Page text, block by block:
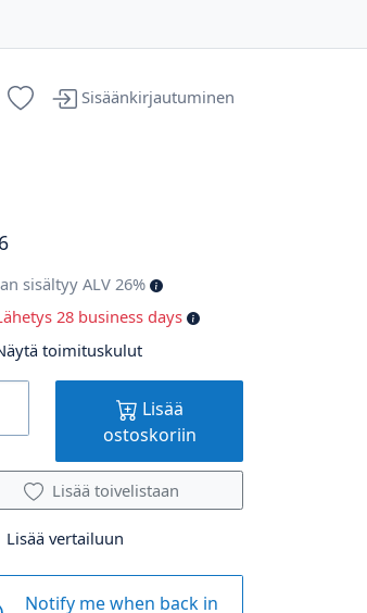
Sisäänkirjautuminen
sisältyy ALV 26%
28 business days
toimituskulut
Lisää
ostoskoriin
Lisää toivelistaan
Lisää vertailuun
Notify me when back in